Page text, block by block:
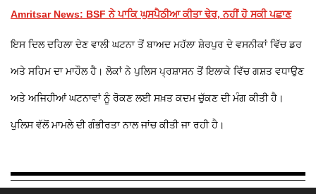
Amritsar News: BSF ਨੇ ਪਾਕਿ ਘੁਸਪੈਠੀਆ ਕੀਤਾ ਢੇਰ, ਨਹੀਂ ਹੋ ਸਕੀ ਪਛਾਣ
ਇਸ ਦਿਲ ਦਹਿਲਾ ਦੇਣ ਵਾਲੀ ਘਟਨਾ ਤੋਂ ਬਾਅਦ ਮਹੱਲਾ ਸ਼ੇਰਪੁਰ ਦੇ ਵਸਨੀਕਾਂ ਵਿੱਚ ਡਰ
ਅਤੇ ਸਹਿਮ ਦਾ ਮਾਹੌਲ ਹੈ। ਲੋਕਾਂ ਨੇ ਪੁਲਿਸ ਪ੍ਰਸ਼ਾਸਨ ਤੋਂ ਇਲਾਕੇ ਵਿੱਚ ਗਸ਼ਤ ਵਧਾਉਣ
ਅਤੇ ਅਜਿਹੀਆਂ ਘਟਨਾਵਾਂ ਨੂੰ ਰੋਕਣ ਲਈ ਸਖ਼ਤ ਕਦਮ ਚੁੱਕਣ ਦੀ ਮੰਗ ਕੀਤੀ ਹੈ।
ਪੁਲਿਸ ਵੱਲੋਂ ਮਾਮਲੇ ਦੀ ਗੰਭੀਰਤਾ ਨਾਲ ਜਾਂਚ ਕੀਤੀ ਜਾ ਰਹੀ ਹੈ।